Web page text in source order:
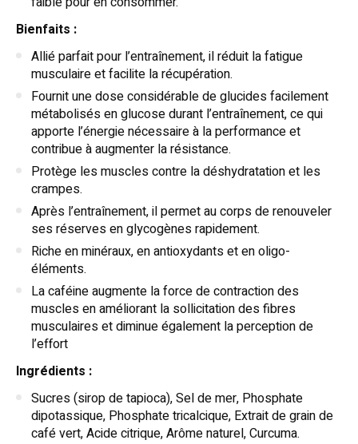
Bienfaits :
Allié parfait pour l’entraînement, il réduit la fatigue
musculaire et facilite la récupération.
Fournit une dose considérable de glucides facilement
métabolisés en glucose durant l’entraînement, ce qui
apporte l’énergie nécessaire à la performance et
contribue à augmenter la résistance.
Protège les muscles contre la déshydratation et les
crampes.
Après l’entraînement, il permet au corps de renouveler
ses réserves en glycogènes rapidement.
Riche en minéraux, en antioxydants et en oligo-
éléments.
La caféine augmente la force de contraction des
muscles en améliorant la sollicitation des fibres
musculaires et diminue également la perception de
l’effort
Ingrédients :
Sucres (sirop de tapioca), Sel de mer, Phosphate
dipotassique, Phosphate tricalcique, Extrait de grain de
café vert, Acide citrique, Arôme naturel, Curcuma.